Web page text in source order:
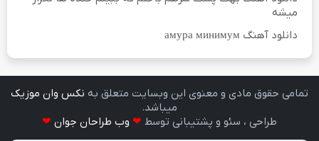
میشه
دانلود آهنگ амура минимум
تمامی حقوق مادی و معنوی اين وبسايت متعلق به نکس وان موزیک
ميباشد.
طراحی ، سئو و پشتیبانی توسط ❤ وب طراحان جوان ❤